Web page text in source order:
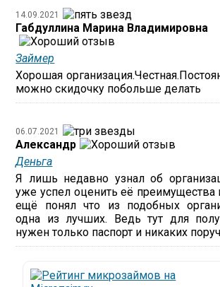
14.09.2021
Габдуллина Марина Владимировна
Займер
Хорошая
можно скидочку побольше делать
06.07.2021
Александр
Деньга
Я лишь недавно узнал об
уже успел оценить её преимущества
ещё понял что из подобных
одна из лучших. Ведь тут для
нужен только паспорт и никаких